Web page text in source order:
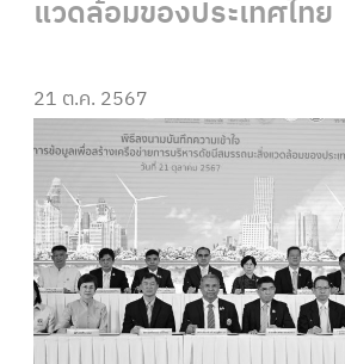
แวดล้อมของประเทศไทย
21 ต.ค. 2567